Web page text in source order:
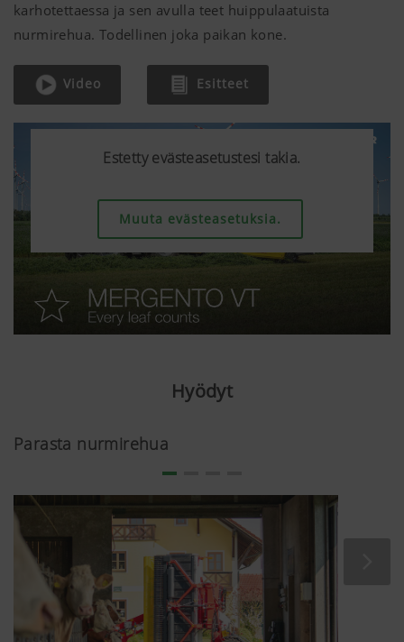
karhotettaessa ja sen avulla teet huippulaatuista
nurmirehua. Todellinen joka paikan kone.
Video Esitteet
Estetty evästeasetustesi takia.
Muuta evästeasetuksia.
Estetty evästeasetustesi takia.
Muuta evästeasetuksia.
Estetty evästeasetustesi takia.
Muuta evästeasetuksia.
Hyödyt
Parasta nurmirehua